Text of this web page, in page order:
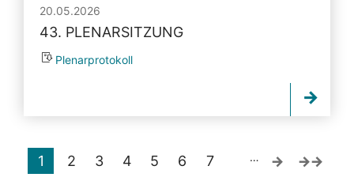
20.05.2026
43. PLENARSITZUNG
Plenarprotokoll
1 2 3 4 5 6 7 …